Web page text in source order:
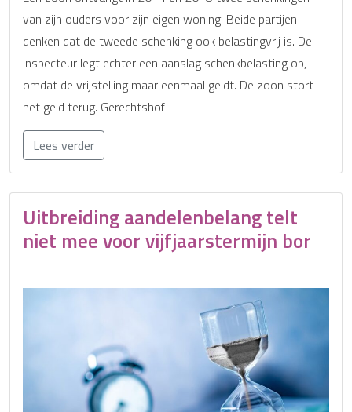
van zijn ouders voor zijn eigen woning. Beide partijen
denken dat de tweede schenking ook belastingvrij is. De
inspecteur legt echter een aanslag schenkbelasting op,
omdat de vrijstelling maar eenmaal geldt. De zoon stort
het geld terug. Gerechtshof
Lees verder
Uitbreiding aandelenbelang telt
niet mee voor vijfjaarstermijn bor